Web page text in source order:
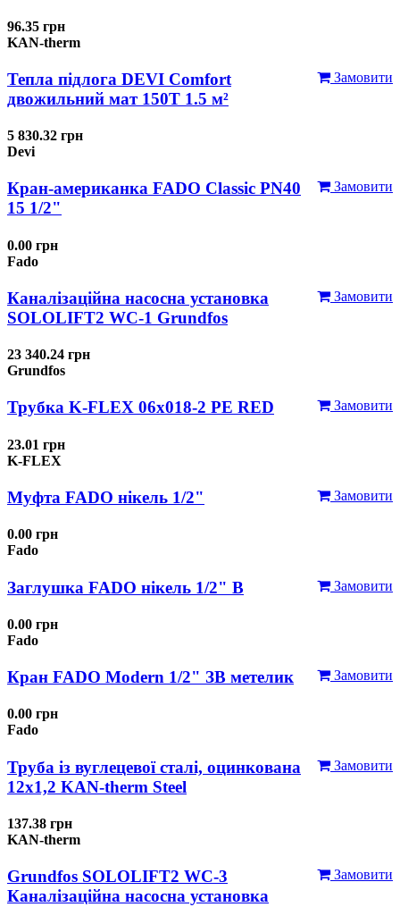
96.35 грн
KAN-therm
Замовити
Тепла підлога DEVI Comfort
двожильний мат 150T 1.5 м²
5 830.32 грн
Devi
Замовити
Кран-американка FADO Classic PN40
15 1/2"
0.00 грн
Fado
Замовити
Каналізаційна насосна установка
SOLOLIFT2 WC-1 Grundfos
23 340.24 грн
Grundfos
Замовити
Трубка K-FLEX 06x018-2 РЕ RED
23.01 грн
K-FLEX
Замовити
Муфта FADO нікель 1/2"
0.00 грн
Fado
Замовити
Заглушка FADO нікель 1/2" В
0.00 грн
Fado
Замовити
Кран FADO Modern 1/2" ЗВ метелик
0.00 грн
Fado
Замовити
Труба із вуглецевої сталі, оцинкована
12x1,2 KAN-therm Steel
137.38 грн
KAN-therm
Замовити
Grundfos SOLOLIFT2 WC-3
Каналізаційна насосна установка